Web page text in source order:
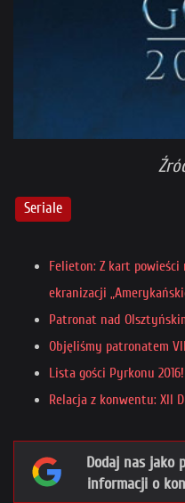
Seriale
Felieton: Z kart
ekranizacji
Patronat nad
Objęliśmy patronatem
Lista gości Pyrkonu 2016!
Relacja z konwentu: XII
Dodaj nas jako
informacji o